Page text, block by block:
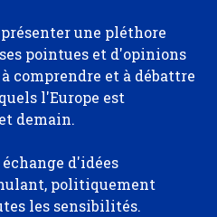
une pléthore
pointues et d'opinions
comprendre et à débattre
l'Europe est
demain.
d'idées
politiquement
les sensibilités.